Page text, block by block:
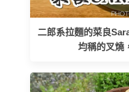
二郎系拉麵的菜良
均稱的叉燒